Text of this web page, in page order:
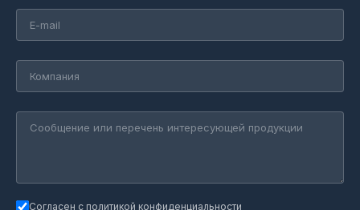
Согласен с политикой конфиденциальности